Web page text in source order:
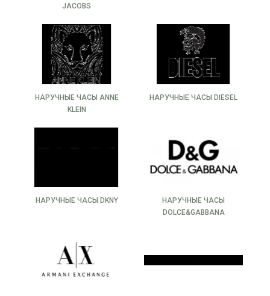
JACOBS
НАРУЧНЫЕ ЧАСЫ ANNE
KLEIN
НАРУЧНЫЕ ЧАСЫ DIESEL
НАРУЧНЫЕ ЧАСЫ DKNY
НАРУЧНЫЕ ЧАСЫ
DOLCE&GABBANA